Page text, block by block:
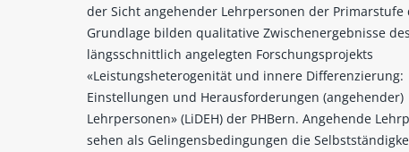
der Sicht angehender Lehrpersonen der Primarstufe
Grundlage bilden qualitative Zwischenergebnisse des
längsschnittlich angelegten Forschungsprojekts
«Leistungsheterogenität und innere Differenzierung:
Einstellungen und Herausforderungen (angehender)
Lehrpersonen» (LiDEH) der PHBern. Angehende
sehen als Gelingensbedingungen die